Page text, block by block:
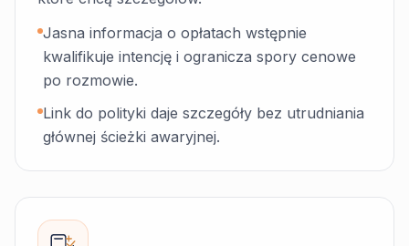
Jasna informacja o opłatach wstępnie
kwalifikuje intencję i ogranicza spory cenowe
po rozmowie.
Link do polityki daje szczegóły bez utrudniania
głównej ścieżki awaryjnej.